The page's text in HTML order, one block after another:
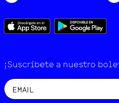
¡Suscríbete a nuestro